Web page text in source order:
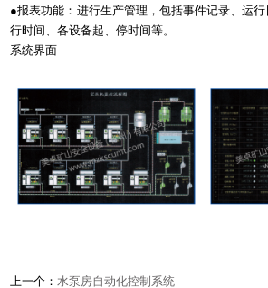
●报表功能：进行生产管理，包括事件记录、运
行时间、各设备起、停时间等。
系统界面
上一个：水泵房自动化控制系统